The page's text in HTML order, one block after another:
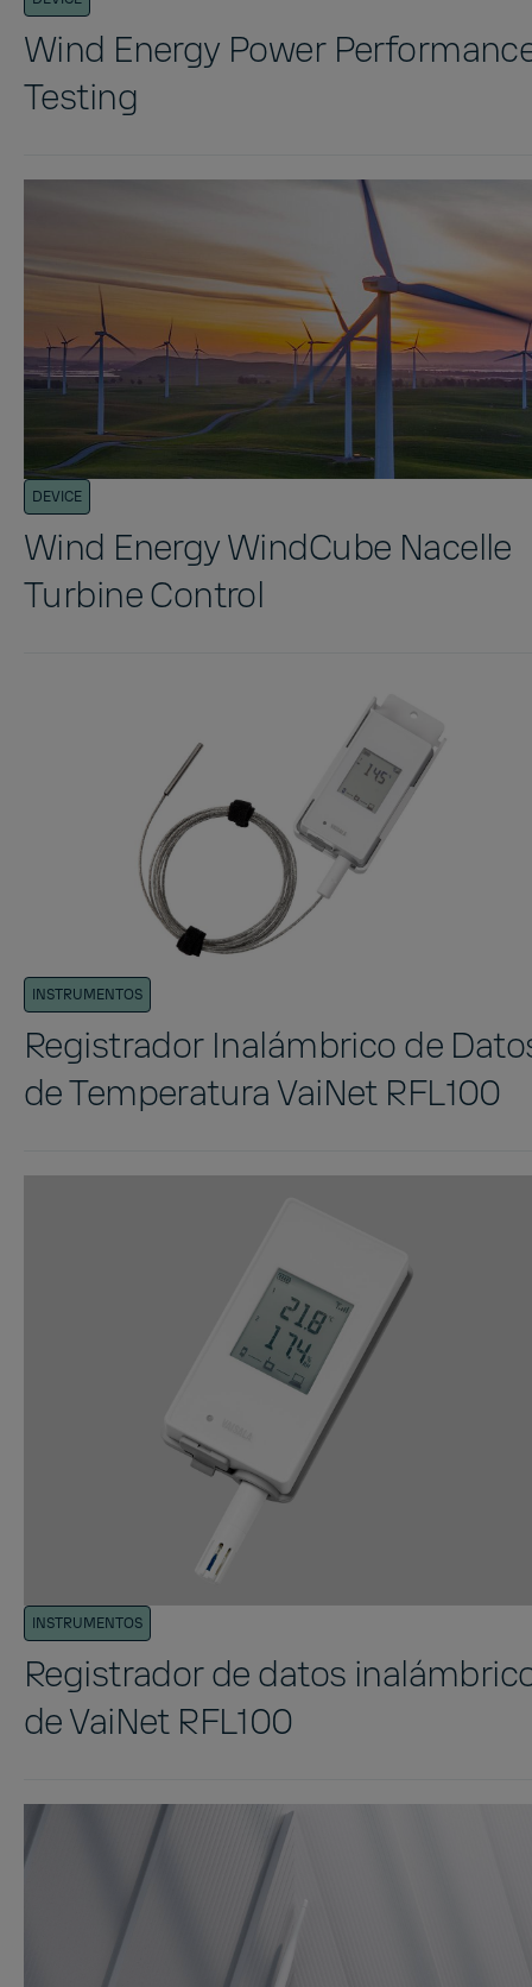
Wind Energy Power
Testing
DEVICE
Wind Energy WindCube Nacelle
Turbine Control
INSTRUMENTOS
Registrador Inalámbrico de
de Temperatura VaiNet RFL100
INSTRUMENTOS
Registrador de datos
de VaiNet RFL100